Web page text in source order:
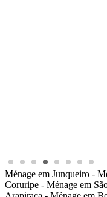
Ménage em Junqueiro -
Coruripe - Ménage em